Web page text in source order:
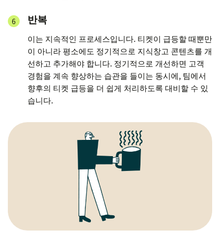
반복
이는 지속적인 프로세스입니다. 티켓이 급등할 때뿐만
이 아니라 평소에도 정기적으로 지식창고 콘텐츠를 개
선하고 추가해야 합니다. 정기적으로 개선하면 고객
경험을 계속 향상하는 습관을 들이는 동시에, 팀에서
향후의 티켓 급등을 더 쉽게 처리하도록 대비할 수 있
습니다.